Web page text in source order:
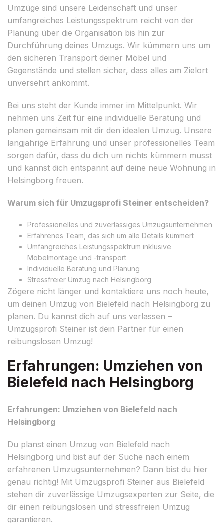
Umzüge sind unsere Leidenschaft und unser
umfangreiches Leistungsspektrum reicht von der
Planung über die Organisation bis hin zur
Durchführung deines Umzugs. Wir kümmern uns um
den sicheren Transport deiner Möbel und
Gegenstände und stellen sicher, dass alles am Zielort
unversehrt ankommt.
Bei uns steht der Kunde immer im Mittelpunkt. Wir
nehmen uns Zeit für eine individuelle Beratung und
planen gemeinsam mit dir den idealen Umzug. Unsere
langjährige Erfahrung und unser professionelles Team
sorgen dafür, dass du dich um nichts kümmern musst
und kannst dich entspannt auf deine neue Wohnung in
Helsingborg freuen.
Warum sich für Umzugsprofi Steiner entscheiden?
Professionelles und zuverlässiges Umzugsunternehmen
Erfahrenes Team, das sich um alle Details kümmert
Umfangreiches Leistungsspektrum inklusive
Möbelmontage und -transport
Individuelle Beratung und Planung
Stressfreier Umzug nach Helsingborg
Zögere nicht länger und kontaktiere uns noch heute,
um deinen Umzug von Bielefeld nach Helsingborg zu
planen. Du kannst dich auf uns verlassen –
Umzugsprofi Steiner ist dein Partner für einen
reibungslosen Umzug!
Erfahrungen: Umziehen von
Bielefeld nach Helsingborg
Erfahrungen: Umziehen von Bielefeld nach
Helsingborg
Du planst einen Umzug von Bielefeld nach
Helsingborg und bist auf der Suche nach einem
erfahrenen Umzugsunternehmen? Dann bist du hier
genau richtig! Mit Umzugsprofi Steiner aus Bielefeld
stehen dir zuverlässige Umzugsexperten zur Seite, die
dir einen reibungslosen und stressfreien Umzug
garantieren.